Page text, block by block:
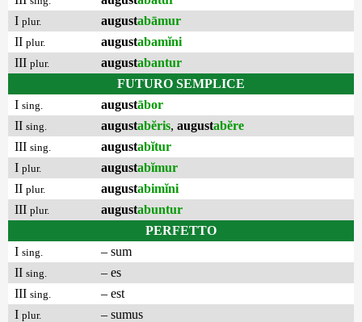
I plur. augustabāmur
II plur. augustabamĭni
III plur. augustabantur
FUTURO SEMPLICE
I sing. augustābor
II sing. augustabĕris, augustabĕre
III sing. augustabĭtur
I plur. augustabĭmur
II plur. augustabimĭni
III plur. augustabuntur
PERFETTO
I sing.
– sum
II sing.
– es
III sing.
– est
I plur.
– sumus